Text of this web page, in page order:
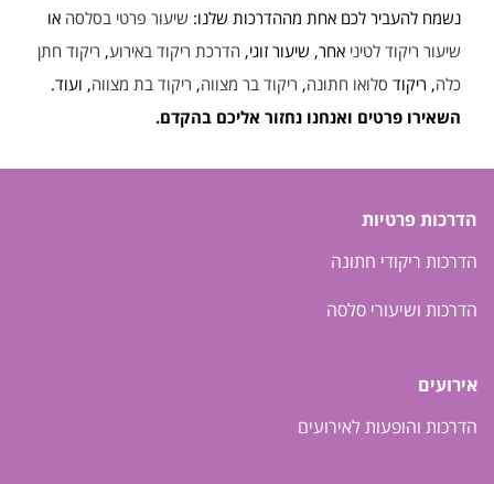
נשמח להעביר לכם אחת מההדרכות שלנו: שיעור פרטי בסלסה או
שיעור ריקוד לטיני אחר, שיעור זוגי, הדרכת ריקוד באירוע, ריקוד חתן
כלה, ריקוד סלואו חתונה, ריקוד בר מצווה, ריקוד בת מצווה, ועוד.
השאירו פרטים ואנחנו נחזור אליכם בהקדם.
הדרכות פרטיות
הדרכות ריקודי חתונה
הדרכות ושיעורי סלסה
אירועים
הדרכות והופעות לאירועים